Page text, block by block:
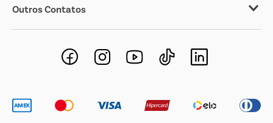
Outros Contatos
Negócios Imobiliários
Novos Fornecedores